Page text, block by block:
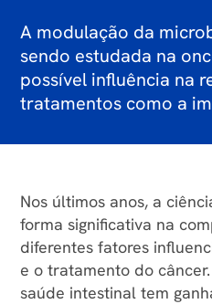
A modulação da
sendo estudada na
possível influência na
tratamentos como a
Nos últimos anos, a
forma significativa na
diferentes fatores
e o tratamento do
saúde intestinal tem